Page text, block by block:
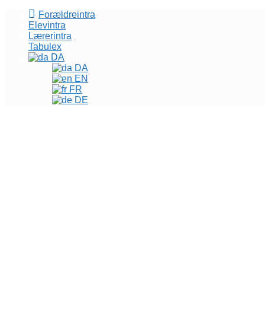
Forældreintra
Elevintra
Lærerintra
Tabulex
DA
DA
EN
FR
DE